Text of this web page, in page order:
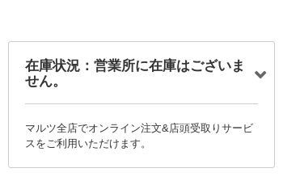
在庫状況：営業所に在庫はございま
せん。
マルツ全店でオンライン注文&店頭受取りサービ
スをご利用いただけます。